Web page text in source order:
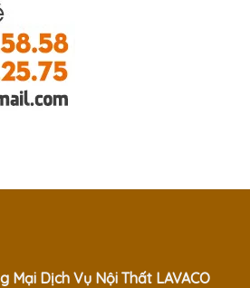
Mại Dịch Vụ Nội Thất LAVACO